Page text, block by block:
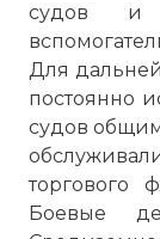
судов и
Для
постоянно
судов
торгового
Боевые